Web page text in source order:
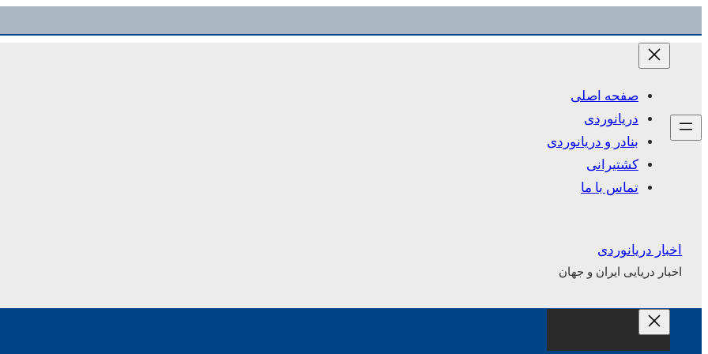
به
صفحه اصلی
دریانوردی
بنادر و دریانوردی
کشتیرانی
تماس با ما
اخبار دریانوردی
اخبار دریایی ایران و جهان